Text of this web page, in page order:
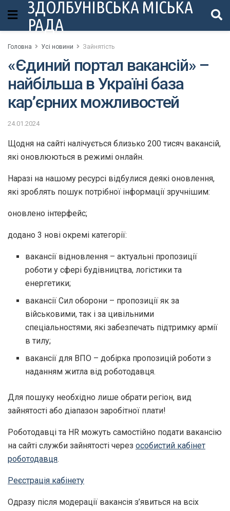
ЗДОЛБУНІВСЬКА МІСЬКА
РАДА
Головна Усі новини Зайнятість
«Єдиний портал вакансій» –
найбільша в Україні база
кар’єрних можливостей
24.01.2024
Щодня на сайті налічується близько 200 тисяч вакансій,
які оновлюються в режимі онлайн.
Наразі на нашому ресурсі відбулися деякі оновлення,
які зроблять пошук потрібної інформації зручнішим:
оновлено інтерфейс;
додано 3 нові окремі категорії:
вакансії відновлення – актуальні пропозиції
роботи у сфері будівництва, логістики та
енергетики;
вакансії Сил оборони – пропозиції як за
військовими, так і за цивільними
спеціальностями, які забезпечать підтримку армії
в тилу;
вакансії для ВПО – добірка пропозицій роботи з
наданням житла від роботодавця.
Для пошуку необхідно лише обрати регіон, вид
зайнятості або діапазон заробітної плати!
Роботодавці та HR можуть самостійно подати вакансію
на сайті служби зайнятості через особистий кабінет
роботодавця.
Реєстрація кабінету
Одразу після модерації вакансія з’явиться на всіх